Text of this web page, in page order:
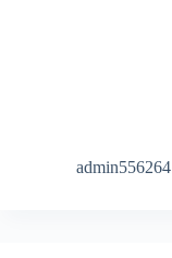
admin556264